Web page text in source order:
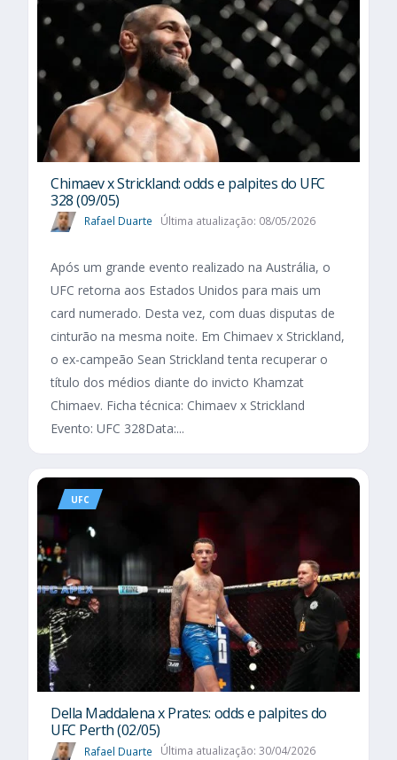
Chimaev x Strickland: odds e palpites do UFC
328 (09/05)
Rafael Duarte Última atualização: 08/05/2026
Após um grande evento realizado na Austrália, o
UFC retorna aos Estados Unidos para mais um
card numerado. Desta vez, com duas disputas de
cinturão na mesma noite. Em Chimaev x Strickland,
o ex-campeão Sean Strickland tenta recuperar o
título dos médios diante do invicto Khamzat
Chimaev. Ficha técnica: Chimaev x Strickland
Evento: UFC 328Data:...
UFC
Della Maddalena x Prates: odds e palpites do
UFC Perth (02/05)
Rafael Duarte Última atualização: 30/04/2026